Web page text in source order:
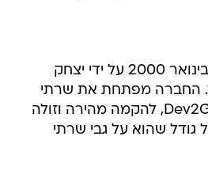
חברת איי-דיון נוסדה בינואר 2000 על ידי יצחק
החברה מפתחת את שרתי
היישומים המקוונים Dev2Go, להקמה מהירה וזולה
גודל שהוא על גבי שרתי